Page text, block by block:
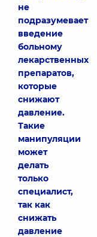
не
подразумевает
введение
больному
лекарственных
препаратов,
которые
снижают
давление.
Такие
манипуляции
может
делать
только
специалист,
так как
снижать
давление